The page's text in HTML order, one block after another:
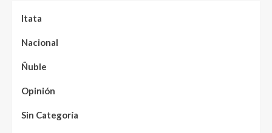
Itata
Nacional
Ñuble
Opinión
Sin Categoría